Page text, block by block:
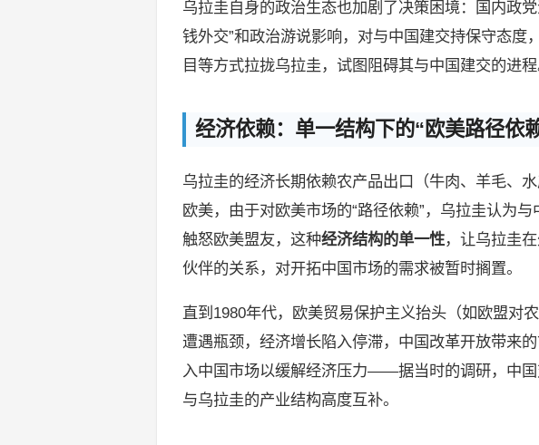
乌拉圭自身的政治生态也加剧了决策困境：国内政
钱外交”和政治游说影响，对与中国建交持保守态度
目等方式拉拢乌拉圭，试图阻碍其与中国建交的进程
经济依赖：单一结构下的“欧美路径依
乌拉圭的经济长期依赖农产品出口（牛肉、羊毛、
欧美，由于对欧美市场的“路径依赖”，乌拉圭认为
触怒欧美盟友，这种经济结构的单一性，让乌拉圭
伙伴的关系，对开拓中国市场的需求被暂时搁置。
直到1980年代，欧美贸易保护主义抬头（如欧盟对
遭遇瓶颈，经济增长陷入停滞，中国改革开放带来
入中国市场以缓解经济压力——据当时的调研，中国
与乌拉圭的产业结构高度互补。